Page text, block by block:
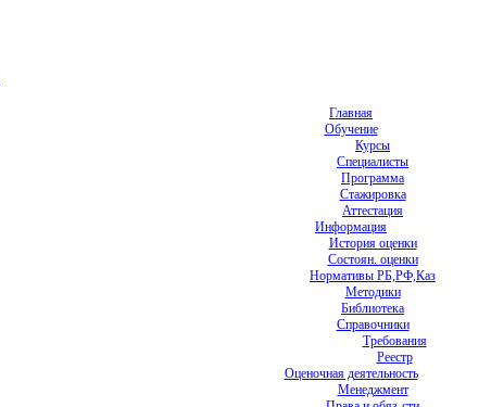
Главная
Обучение
Курсы
Специалисты
Программа
Стажировка
Аттестация
Информация
История оценки
Состоян. оценки
Нормативы РБ,РФ,Каз
Методики
Библиотека
Справочники
Требования
Реестр
Оценочная деятельность
Менеджмент